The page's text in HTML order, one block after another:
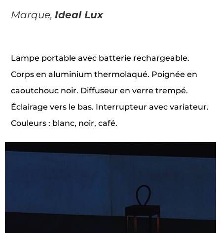
Marque,Ideal Lux
Lampe portable avec batterie rechargeable.
Corps en aluminium thermolaqué. Poignée en
caoutchouc noir. Diffuseur en verre trempé.
Éclairage vers le bas. Interrupteur avec variateur.
Couleurs : blanc, noir, café.